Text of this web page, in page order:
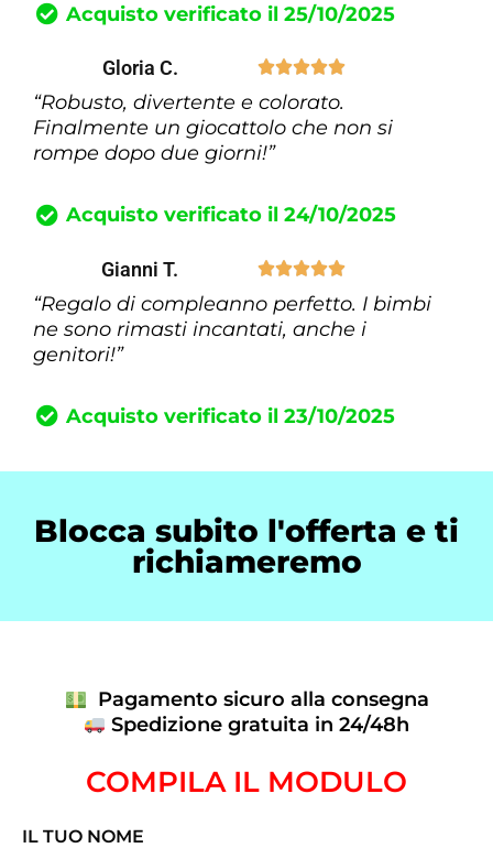
Acquisto verificato il 25/10/2025
Gloria C. 
“Robusto, divertente e colorato.
Finalmente un giocattolo che non si
rompe dopo due giorni!”
Acquisto verificato il 24/10/2025
Gianni T. 
“Regalo di compleanno perfetto. I bimbi
ne sono rimasti incantati, anche i
genitori!”
Acquisto verificato il 23/10/2025
Blocca subito l'offerta e ti
richiameremo
Pagamento sicuro alla consegna
Spedizione gratuita in 24/48h
COMPILA IL MODULO
IL TUO NOME